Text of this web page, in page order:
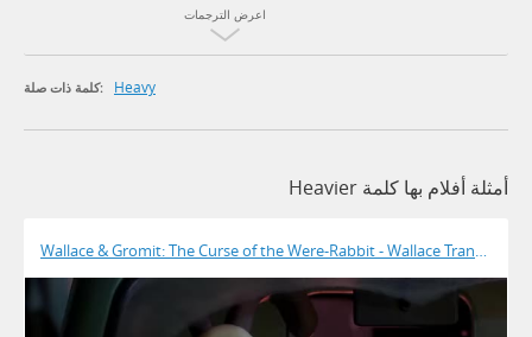
اعرض الترجمات
كلمة ذات صلة: Heavy
أمثلة أفلام بها كلمة Heavier
Wallace & Gromit: The Curse of the Were-Rabbit - Wallace Transforms